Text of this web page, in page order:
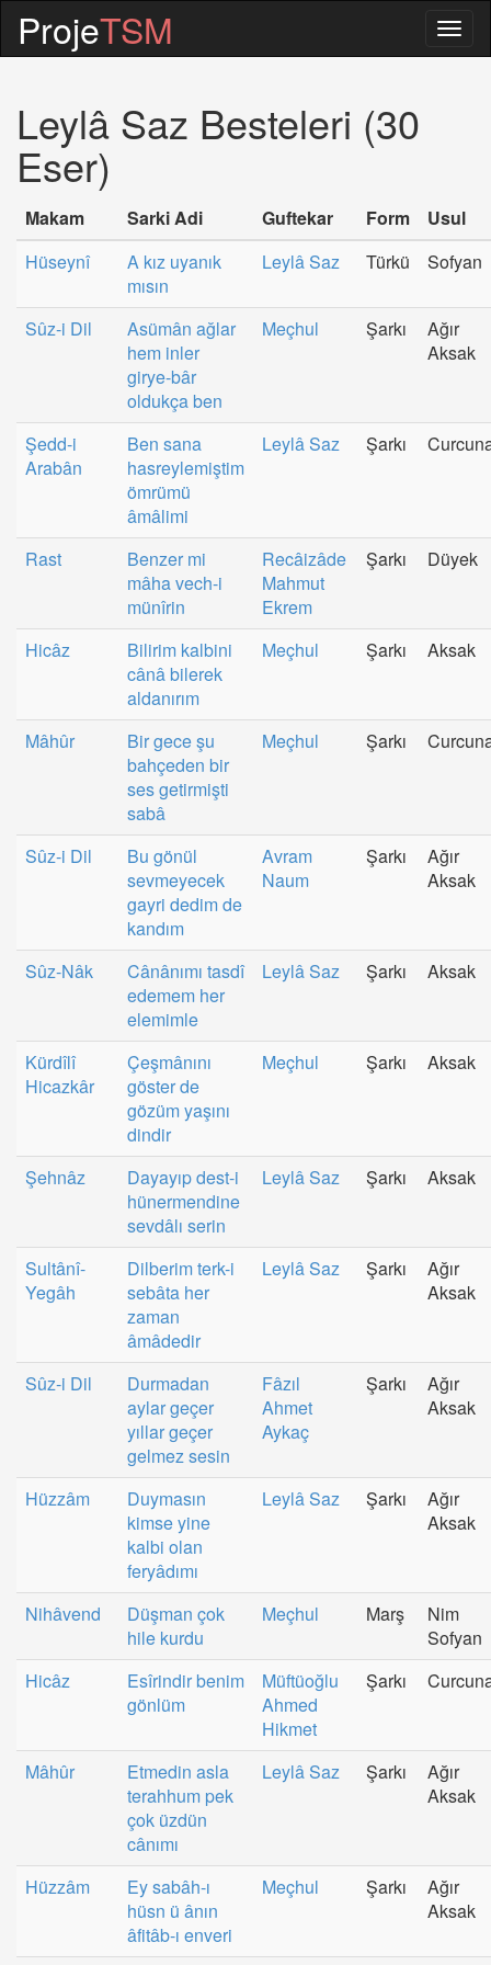
ProjeTSM
Leylâ Saz Besteleri (30
Eser)
Makam Sarki Adi Guftekar Form
Usul
Hüseynî
A kız uyanık
mısın
Leylâ Saz Türkü Sofyan
Sûz-i Dil
Asümân ağlar
hem inler
girye-bâr
oldukça ben
Meçhul Şarkı
Ağır
Aksak
Şedd-i
Arabân
Ben sana
hasreylemiştim
ömrümü
âmâlimi
Leylâ Saz Şarkı
Rast
Benzer mi
mâha vech-i
münîrin
Recâizâde
Mahmut
Ekrem
Şarkı Düyek
Hicâz
Bilirim kalbini
cânâ bilerek
aldanırım
Meçhul Şarkı Aksak
Mâhûr
Bir gece şu
bahçeden bir
ses getirmişti
sabâ
Meçhul Şarkı
Sûz-i Dil
Bu gönül
sevmeyecek
gayri dedim de
kandım
Avram
Naum
Şarkı
Ağır
Aksak
Sûz-Nâk
Cânânımı tasdî
edemem her
elemimle
Leylâ Saz Şarkı Aksak
Kürdîlî
Hicazkâr
Çeşmânını
göster de
gözüm yaşını
dindir
Meçhul Şarkı Aksak
Şehnâz
Dayayıp dest-i
hünermendine
sevdâlı serin
Leylâ Saz Şarkı Aksak
Sultânî-
Yegâh
Dilberim terk-i
sebâta her
zaman
âmâdedir
Leylâ Saz Şarkı
Ağır
Aksak
Sûz-i Dil
Durmadan
aylar geçer
yıllar geçer
gelmez sesin
Fâzıl
Ahmet
Aykaç
Şarkı
Ağır
Aksak
Hüzzâm
Duymasın
kimse yine
kalbi olan
feryâdımı
Leylâ Saz Şarkı
Ağır
Aksak
Nihâvend
Düşman çok
hile kurdu
Meçhul Marş
Nim
Sofyan
Hicâz
Esîrindir benim
gönlüm
Müftüoğlu
Ahmed
Hikmet
Şarkı
Mâhûr
Etmedin asla
terahhum pek
çok üzdün
cânımı
Leylâ Saz Şarkı
Ağır
Aksak
Hüzzâm
Ey sabâh-ı
hüsn ü ânın
âfitâb-ı enveri
Meçhul Şarkı
Ağır
Aksak